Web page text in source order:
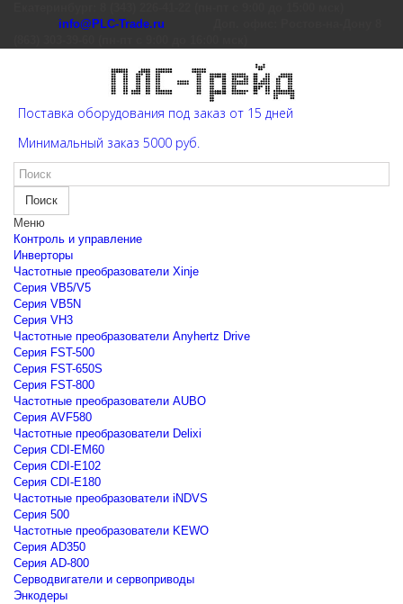
info@PLC-Trade.ru
Поставка оборудования под заказ от 15 дней
Минимальный заказ 5000 руб.
Поиск
Меню
Контроль и управление
Инверторы
Частотные преобразователи Xinje
Cерия VB5/V5
Cерия VB5N
Cерия VH3
Частотные преобразователи Anyhertz Drive
Серия FST-500
Серия FST-650S
Серия FST-800
Частотные преобразователи AUBO
Серия AVF580
Частотные преобразователи Delixi
Серия CDI-EM60
Серия CDI-E102
Серия CDI-E180
Частотные преобразователи iNDVS
Серия 500
Частотные преобразователи KEWO
Серия AD350
Серия AD-800
Серводвигатели и сервоприводы
Энкодеры